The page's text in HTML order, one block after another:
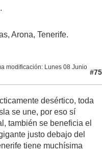
Arona, Tenerife.
modificación: Lunes 08 Junio
#75
desértico, toda
se une, por eso sí
también se beneficia el
justo debajo del
tiene muchísima